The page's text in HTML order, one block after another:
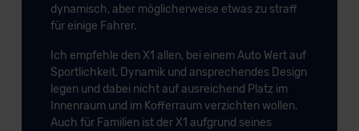
dynamisch, aber möglicherweise etwas zu straff
für einige Fahrer.
Ich empfehle den X1 allen, bei einem Auto Wert auf
Sportlichkeit, Dynamik und ansprechendes Design
legen und dabei nicht auf ausreichend Platz im
Innenraum und im Kofferraum verzichten wollen.
Auch für Familien ist der X1 aufgrund seines